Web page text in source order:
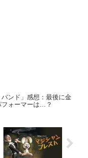
バンド」感想：最後に金
フォーマーは…？